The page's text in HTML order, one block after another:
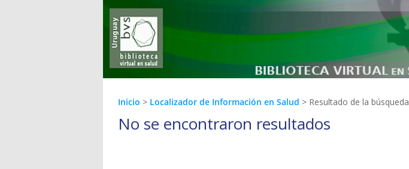
Inicio > Localizador de Información en Salud > Resultado de la búsqueda
No se encontraron resultados